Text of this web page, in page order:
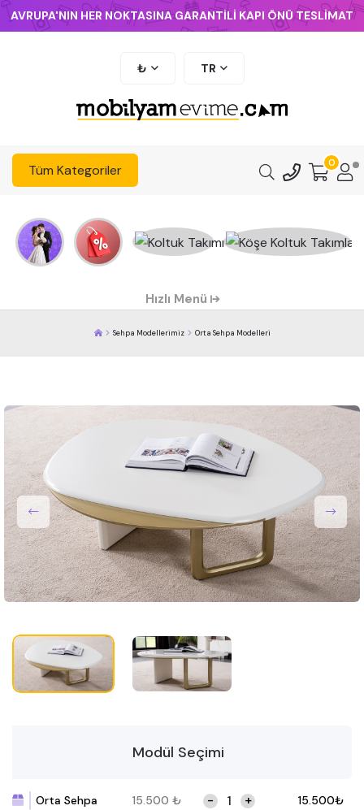
AVRUPA'NIN HER NOKTASINA GARANTİLİ KAPI ÖNÜ TESLİMAT
₺ TR
Tüm Kategoriler 0
Hızlı Menü
Sehpa Modellerimiz Orta Sehpa Modelleri
Modül Seçimi
Orta Sehpa 15.500 ₺ - + 15.500₺